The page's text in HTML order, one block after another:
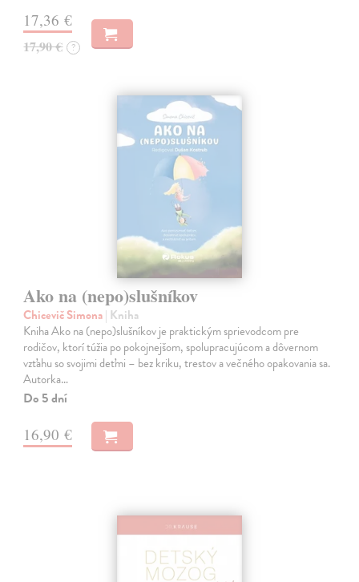
17,36 €
17,90 € ?
Ako na (nepo)slušníkov
Chicevič Simona| Kniha
Kniha Ako na (nepo)slušníkov je praktickým sprievodcom pre
rodičov, ktorí túžia po pokojnejšom, spolupracujúcom a dôvernom
vzťahu so svojimi deťmi – bez kriku, trestov a večného opakovania sa.
Autorka…
Do 5 dní
16,90 €